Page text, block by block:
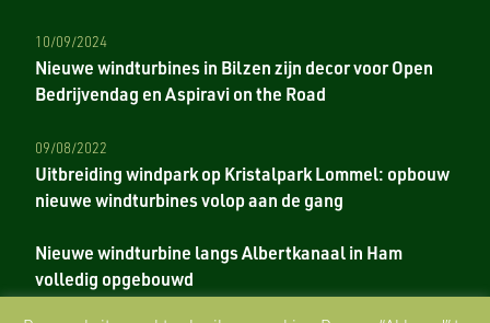
10/09/2024
Nieuwe windturbines in Bilzen zijn decor voor Open
Bedrijvendag en Aspiravi on the Road
09/08/2022
Uitbreiding windpark op Kristalpark Lommel: opbouw
nieuwe windturbines volop aan de gang
Nieuwe windturbine langs Albertkanaal in Ham
volledig opgebouwd